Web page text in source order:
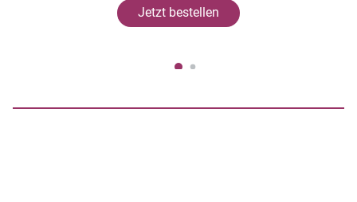
Jetzt bestellen